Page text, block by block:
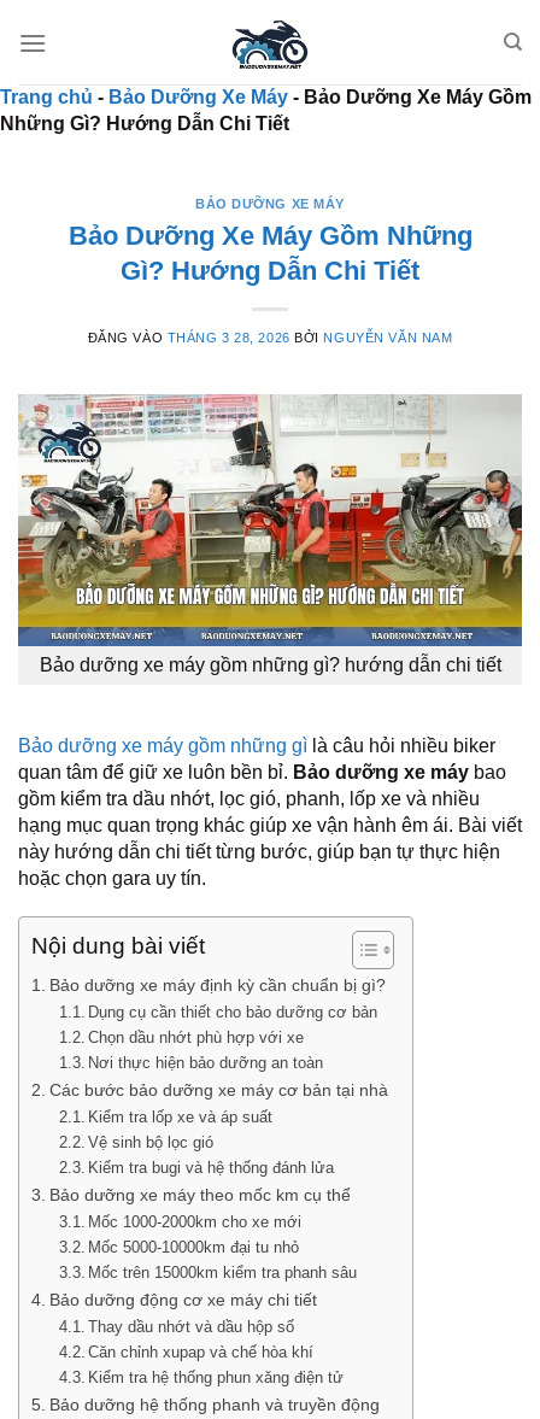
Trang chủ - Bảo Dưỡng Xe Máy - Bảo Dưỡng Xe Máy Gồm
Những Gì? Hướng Dẫn Chi Tiết
BẢO DƯỠNG XE MÁY
Bảo Dưỡng Xe Máy Gồm Những
Gì? Hướng Dẫn Chi Tiết
ĐĂNG VÀO THÁNG 3 28, 2026 BỞI NGUYỄN VĂN NAM
Bảo dưỡng xe máy gồm những gì? hướng dẫn chi tiết
Bảo dưỡng xe máy gồm những gì là câu hỏi nhiều biker
quan tâm để giữ xe luôn bền bỉ. Bảo dưỡng xe máy bao
gồm kiểm tra dầu nhớt, lọc gió, phanh, lốp xe và nhiều
hạng mục quan trọng khác giúp xe vận hành êm ái. Bài viết
này hướng dẫn chi tiết từng bước, giúp bạn tự thực hiện
hoặc chọn gara uy tín.
Nội dung bài viết
Bảo dưỡng xe máy định kỳ cần chuẩn bị gì?
Dụng cụ cần thiết cho bảo dưỡng cơ bản
Chọn dầu nhớt phù hợp với xe
Nơi thực hiện bảo dưỡng an toàn
Các bước bảo dưỡng xe máy cơ bản tại nhà
Kiểm tra lốp xe và áp suất
Vệ sinh bộ lọc gió
Kiểm tra bugi và hệ thống đánh lửa
Bảo dưỡng xe máy theo mốc km cụ thể
Mốc 1000-2000km cho xe mới
Mốc 5000-10000km đại tu nhỏ
Mốc trên 15000km kiểm tra phanh sâu
Bảo dưỡng động cơ xe máy chi tiết
Thay dầu nhớt và dầu hộp số
Căn chỉnh xupap và chế hòa khí
Kiểm tra hệ thống phun xăng điện tử
Bảo dưỡng hệ thống phanh và truyền động